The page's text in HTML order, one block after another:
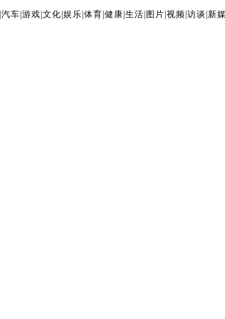
汽车 游戏 文化 娱乐 体育 健康 生活 图片 视频 访谈 新